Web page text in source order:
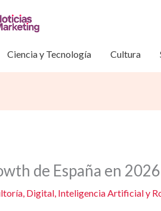
Ciencia y Tecnología Cultura
de España en 2026
, Digital, Inteligencia Artificial y